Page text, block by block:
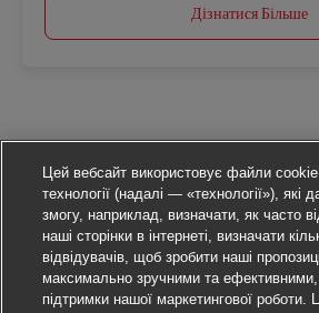
Дізнатися Більше
Цей вебсайт використовує файли cookie
технології (надалі — «технології»), які
змогу, наприклад, визначати, як часто
наші сторінки в інтернеті, визначати
відвідувачів, щоб зробити наші
максимально зручними та
підтримки нашої маркетингової роботи.